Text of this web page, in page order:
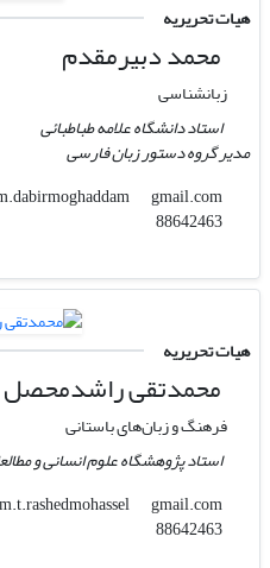
هیات تحریریه
محمد دبیرمقدم
زبانشناسی
استاد دانشگاه علامه طباطبائی
مدیر گروه دستور زبان فارسی
m.dabirmoghaddam
gmail.com
88642463
هیات تحریریه
محمدتقی راشدمحصل
فرهنگ و زبان‌های باستانی
استاد پژوهشگاه علوم انسانی و
m.t.rashedmohassel
gmail.com
88642463